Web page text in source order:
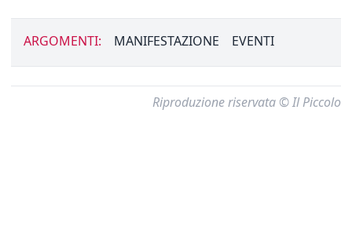
ARGOMENTI: MANIFESTAZIONE EVENTI
Riproduzione riservata © Il Piccolo